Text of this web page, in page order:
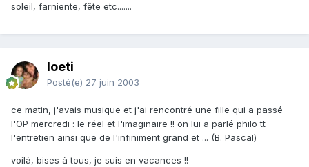
soleil, farniente, fête etc.......
loeti
Posté(e) 27 juin 2003
ce matin, j'avais musique et j'ai rencontré une fille qui a passé
l'OP mercredi : le réel et l'imaginaire !! on lui a parlé philo tt
l'entretien ainsi que de l'infiniment grand et ... (B. Pascal)
voilà, bises à tous, je suis en vacances !!